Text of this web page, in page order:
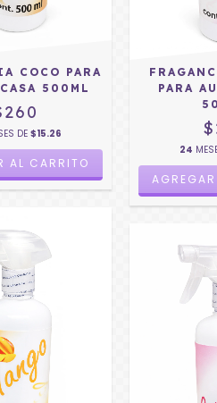
COCO PARA
500ML
DE$15.26
PARA
24